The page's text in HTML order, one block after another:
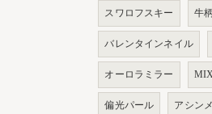
スワロフスキー 牛
バレンタインネイル
オーロラミラー
偏光パール アシン